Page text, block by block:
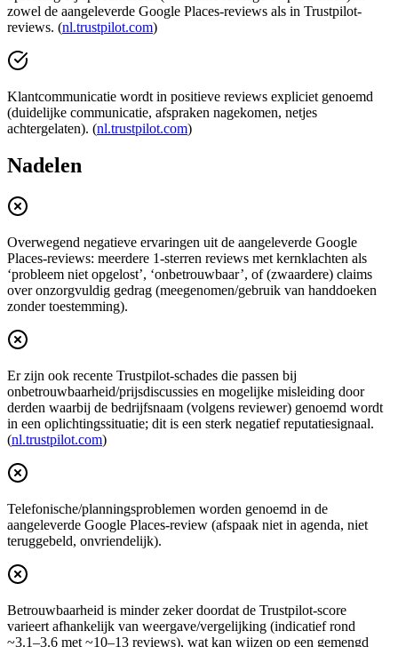
zowel de aangeleverde Google Places-reviews als in Trustpilot-
reviews. (nl.trustpilot.com)
Klantcommunicatie wordt in positieve reviews expliciet genoemd
(duidelijke communicatie, afspraken nagekomen, netjes
achtergelaten). (nl.trustpilot.com)
Nadelen
Overwegend negatieve ervaringen uit de aangeleverde Google
Places-reviews: meerdere 1-sterren reviews met kernklachten als
‘probleem niet opgelost’, ‘onbetrouwbaar’, of (zwaardere) claims
over onzorgvuldig gedrag (meegenomen/gebruik van handdoeken
zonder toestemming).
Er zijn ook recente Trustpilot-schades die passen bij
onbetrouwbaarheid/prijsdiscussies en mogelijke misleiding door
derden waarbij de bedrijfsnaam (volgens reviewer) genoemd wordt
in een oplichtingssituatie; dit is een sterk negatief reputatiesignaal.
(nl.trustpilot.com)
Telefonische/planningsproblemen worden genoemd in de
aangeleverde Google Places-review (afspaak niet in agenda, niet
teruggebeld, onvriendelijk).
Betrouwbaarheid is minder zeker doordat de Trustpilot-score
varieert afhankelijk van weergave/vergelijking (indicatief rond
~3.1–3.6 met ~10–13 reviews), wat kan wijzen op een gemengd